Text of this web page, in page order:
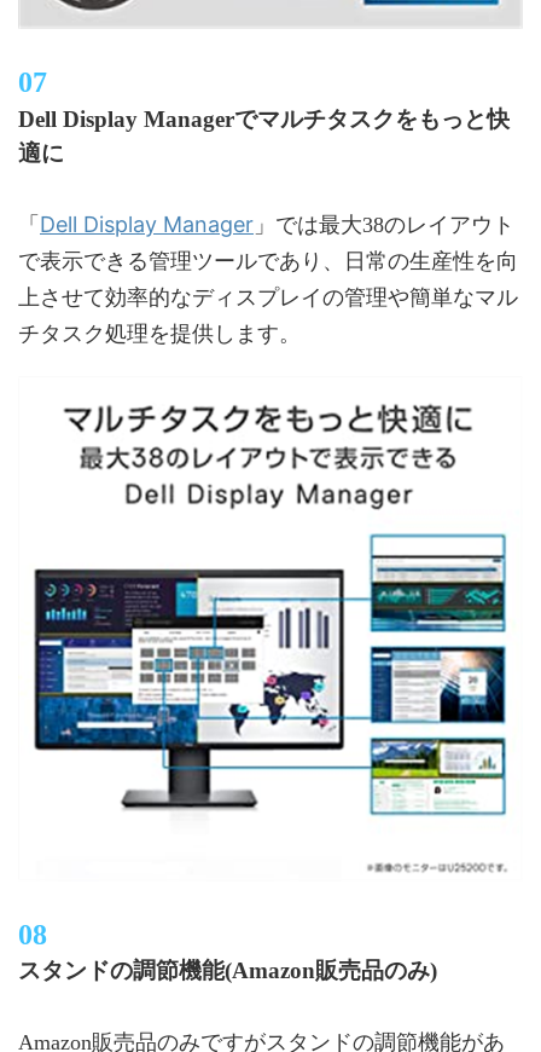
Dell Display Managerでマルチタスクをもっと快
適に
「 Dell Display Manager 」では最大38のレイアウト
で表示できる管理ツールであり、日常の生産性を向
上させて効率的なディスプレイの管理や簡単なマル
チタスク処理を提供します。
スタンドの調節機能(Amazon販売品のみ)
Amazon販売品のみですがスタンドの調節機能があ